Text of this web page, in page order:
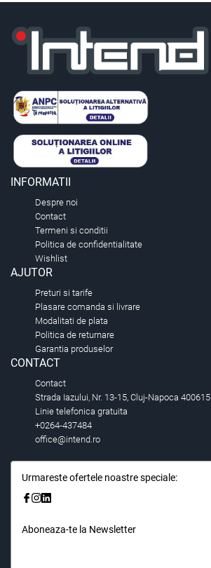
INFORMATII
Despre noi
Contact
Termeni si conditii
Politica de confidentialitate
Wishlist
AJUTOR
Preturi si tarife
Plasare comanda si livrare
Modalitati de plata
Politica de returnare
Garantia produselor
CONTACT
Contact
Strada Iazului, Nr. 13-15, Cluj-Napoca 400615
Linie telefonica gratuita
+0264-437484
office@intend.ro
Urmareste ofertele noastre speciale:
Aboneaza-te la Newsletter